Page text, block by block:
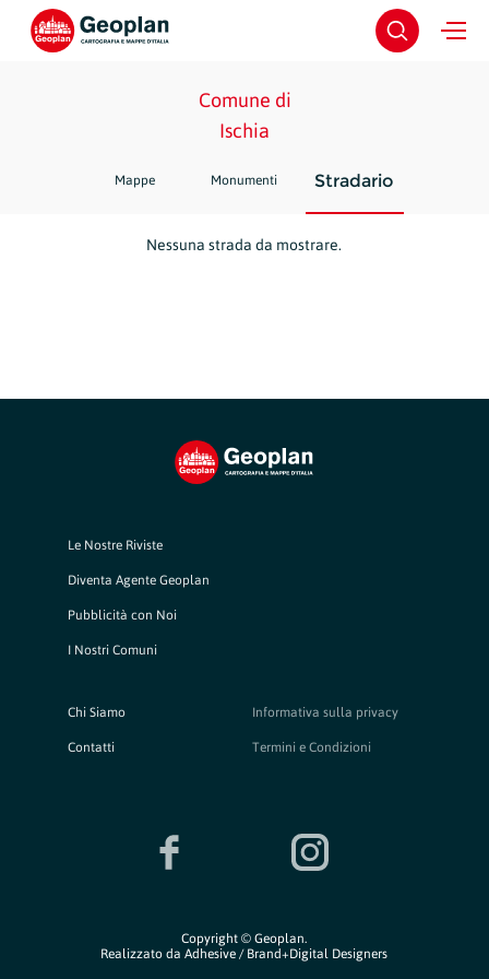
Comune di
Ischia
Mappe Monumenti Stradario
Nessuna strada da mostrare.
Le Nostre Riviste
Diventa Agente Geoplan
Pubblicità con Noi
I Nostri Comuni
Chi Siamo
Contatti
Informativa sulla privacy
Termini e Condizioni
Copyright © Geoplan.
Realizzato daAdhesive / Brand+Digital Designers